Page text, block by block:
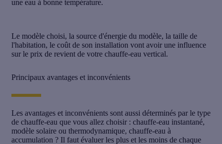
une eau à bonne température.
Le modèle choisi, la source d'énergie du modèle, la taille de
l'habitation, le coût de son installation vont avoir une influence
sur le prix de revient de votre chauffe-eau vertical.
Principaux avantages et inconvénients
Les avantages et inconvénients sont aussi déterminés par le type
de chauffe-eau que vous allez choisir : chauffe-eau instantané,
modèle solaire ou thermodynamique, chauffe-eau à
accumulation ? Il faut évaluer les plus et les moins de chaque